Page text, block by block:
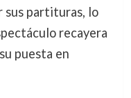
sus partituras, lo
recayera
puesta en